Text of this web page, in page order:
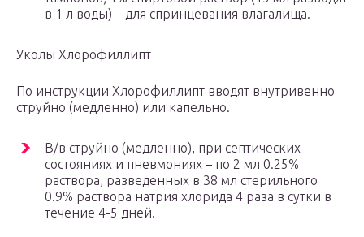
в 1 л воды) – для спринцевания влагалища.
Уколы Хлорофиллипт
По инструкции Хлорофиллипт вводят внутривенно
струйно (медленно) или капельно.
В/в струйно (медленно), при септических
состояниях и пневмониях – по 2 мл 0.25%
раствора, разведенных в 38 мл стерильного
0.9% раствора натрия хлорида 4 раза в сутки в
течение 4-5 дней.